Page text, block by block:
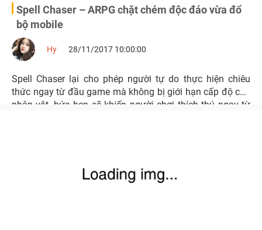
Spell Chaser – ARPG chặt chém độc đáo vừa đổ
bộ mobile
Hy 28/11/2017 10:00:00
Spell Chaser lại cho phép người tự do thực hiện chiêu
thức ngay từ đầu game mà không bị giới hạn cấp độ của
nhân vật, hứa hẹn sẽ khiến người chơi thích thú ngay từ